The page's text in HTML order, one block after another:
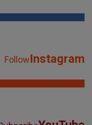
FollowInstagram